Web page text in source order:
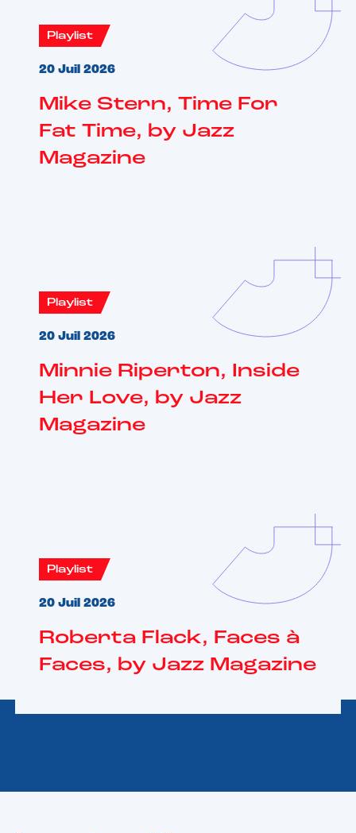
Playlist
20 Juil 2026
Mike Stern, Time For
Fat Time, by Jazz
Magazine
Playlist
20 Juil 2026
Minnie Riperton, Inside
Her Love, by Jazz
Magazine
Playlist
20 Juil 2026
Roberta Flack, Faces à
Faces, by Jazz Magazine